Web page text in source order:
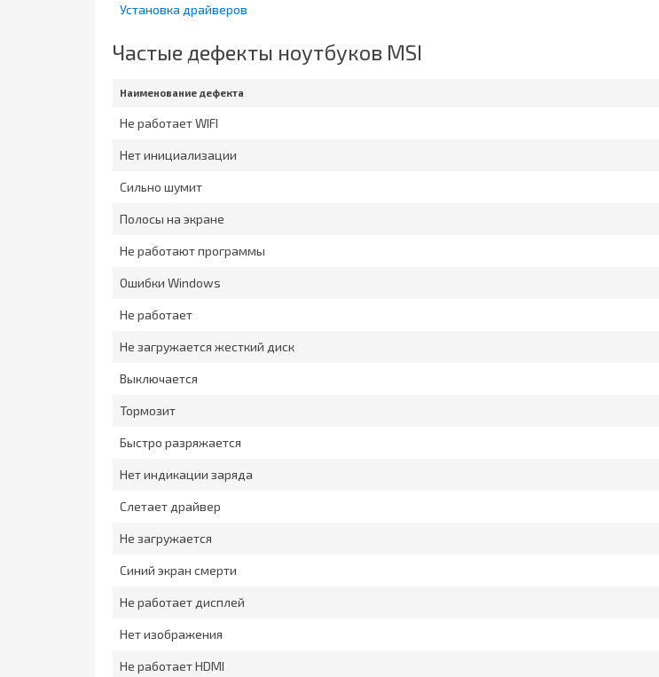
Установка драйверов
Частые дефекты ноутбуков MSI
Наименование дефекта
Не работает WIFI
Нет инициализации
Сильно шумит
Полосы на экране
Не работают программы
Ошибки Windows
Не работает
Не загружается жесткий диск
Выключается
Тормозит
Быстро разряжается
Нет индикации заряда
Слетает драйвер
Не загружается
Синий экран смерти
Не работает дисплей
Нет изображения
Не работает HDMI